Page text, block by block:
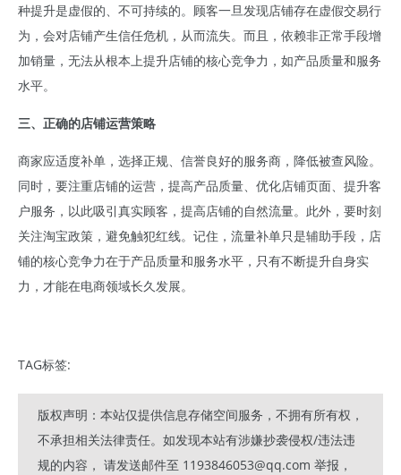
种提升是虚假的、不可持续的。顾客一旦发现店铺存在虚假交易行
为，会对店铺产生信任危机，从而流失。而且，依赖非正常手段增
加销量，无法从根本上提升店铺的核心竞争力，如产品质量和服务
水平。
三、正确的店铺运营策略
商家应适度补单，选择正规、信誉良好的服务商，降低被查风险。
同时，要注重店铺的运营，提高产品质量、优化店铺页面、提升客
户服务，以此吸引真实顾客，提高店铺的自然流量。此外，要时刻
关注淘宝政策，避免触犯红线。记住，流量补单只是辅助手段，店
铺的核心竞争力在于产品质量和服务水平，只有不断提升自身实
力，才能在电商领域长久发展。
TAG标签:
版权声明：本站仅提供信息存储空间服务，不拥有所有权，
不承担相关法律责任。如发现本站有涉嫌抄袭侵权/违法违
规的内容， 请发送邮件至 1193846053@qq.com 举报，